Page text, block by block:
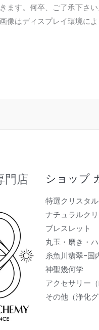
ます。何卒、ご了承下さい
像はディスプレイ環境に
門店 ショップ
特選クリスタル
ナチュラルク
ブレスレット
丸玉・磨き・
糸魚川翡翠-国
神聖幾何学
アクセサリー（
その他（浄化グ